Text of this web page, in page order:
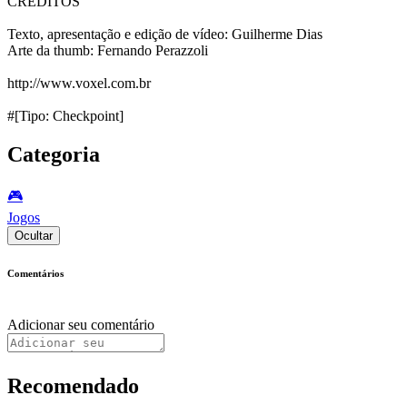
Texto, apresentação e edição de vídeo: Guilherme Dias
Arte da thumb: Fernando Perazzoli
http://www.voxel.com.br
#[Tipo: Checkpoint]
Categoria
🎮️
Jogos
Ocultar
Comentários
Adicionar seu comentário
Recomendado